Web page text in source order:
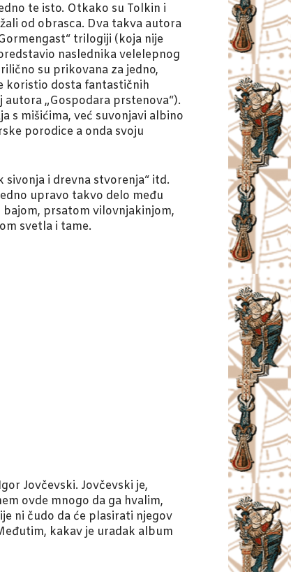
te isto. Otkako su Tolkin i
od obrasca. Dva takva autora
trilogiji (koja nije
naslednika velelepnog
su prikovana za jedno,
koristio dosta fantastičnih
„Gospodara prstenova“).
s mišićima, već suvonjavi albino
porodice a onda svoju
sivonja i drevna stvorenja“ itd.
upravo takvo delo među
prsatom vilovnjakinjom,
svetla i tame.
Jovčevski. Jovčevski je,
ovde mnogo da ga hvalim,
ni čudo da će plasirati njegov
kakav je uradak album